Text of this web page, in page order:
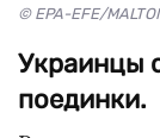
© EPA-EFE/
Украинцы
поединки.